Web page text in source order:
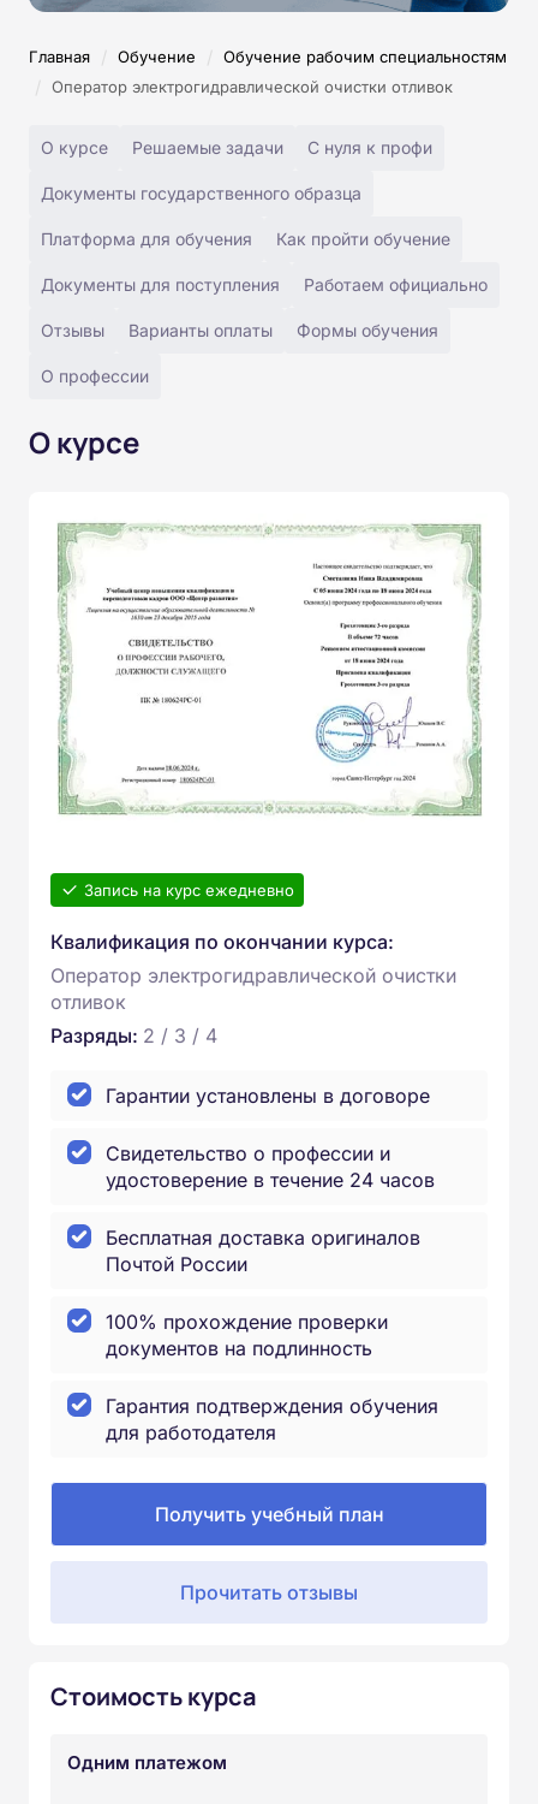
Главная / Обучение / Обучение рабочим специальностям
/ Оператор электрогидравлической очистки отливок
О курсе Решаемые задачи С нуля к профи
Документы государственного образца
Платформа для обучения Как пройти обучение
Документы для поступления Работаем официально
Отзывы Варианты оплаты Формы обучения
О профессии
О курсе
Запись на курс ежедневно
Квалификация по окончании курса:
Оператор электрогидравлической очистки
отливок
Разряды: 2 / 3 / 4
Гарантии установлены в договоре
Свидетельство о профессии и
удостоверение в течение 24 часов
Бесплатная доставка оригиналов
Почтой России
100% прохождение проверки
документов на подлинность
Гарантия подтверждения обучения
для работодателя
Получить учебный план
Прочитать отзывы
Стоимость курса
Одним платежом